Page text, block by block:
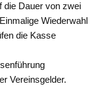
die Dauer von zwei
Wiederwahl
die Kasse
Vereinsgelder.